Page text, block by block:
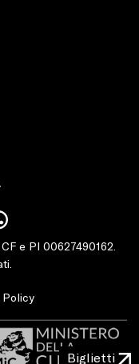
e PI 00627490162.
Policy
Biglietti